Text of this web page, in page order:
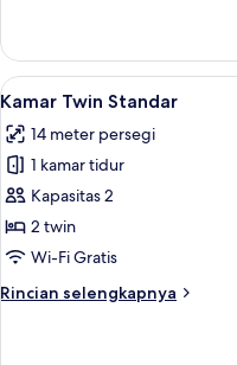
Kamar
Double
Standar
Lihat
semua
foto
untuk
Kamar
Twin
Standar
10
Kamar Twin Standar
14 meter persegi
1 kamar tidur
Kapasitas 2
2 twin
Wi-Fi Gratis
Rincian selengkapnya
Rincian